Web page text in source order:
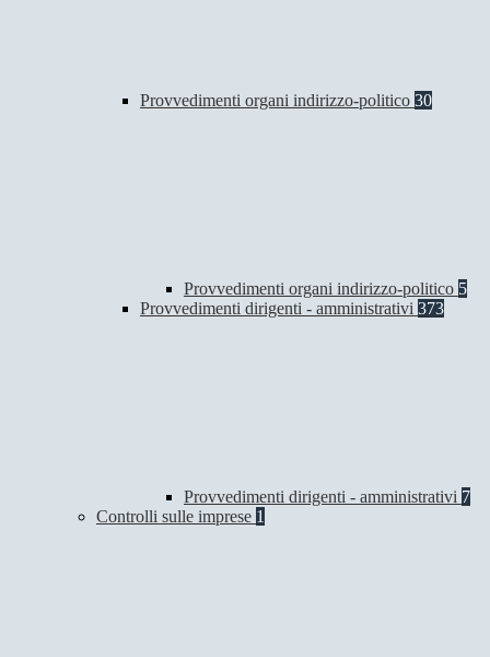
Provvedimenti organi indirizzo-politico 30
Provvedimenti organi indirizzo-politico 5
Provvedimenti dirigenti - amministrativi 373
Provvedimenti dirigenti - amministrativi 7
Controlli sulle imprese 1